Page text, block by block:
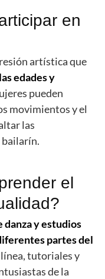
en
artística que
edades y
pueden
movimientos y el
las
bailarín.
el
danza y estudios
partes del
línea, tutoriales y
de la